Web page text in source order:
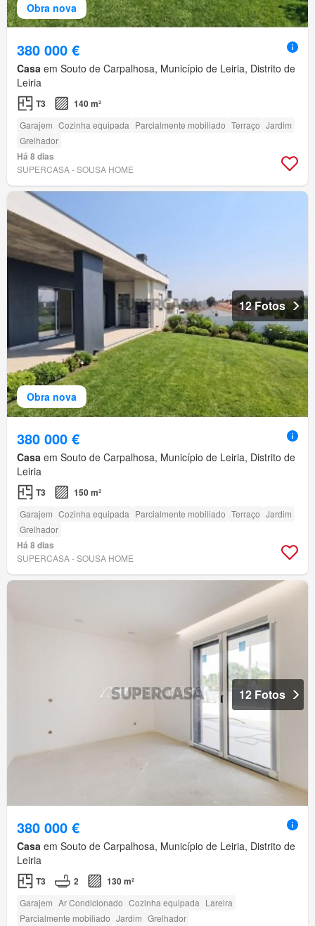
Obra nova
380 000 €
Casa em Souto de Carpalhosa, Município de Leiria, Distrito de
Leiria
T3 140 m²
Garajem Cozinha equipada Parcialmente mobiliado Terraço Jardim
Grelhador
Há 8 dias
SUPERCASA - SOUSA HOME
Obra nova
12 Fotos
380 000 €
Casa em Souto de Carpalhosa, Município de Leiria, Distrito de
Leiria
T3 150 m²
Garajem Cozinha equipada Parcialmente mobiliado Terraço Jardim
Grelhador
Há 8 dias
SUPERCASA - SOUSA HOME
12 Fotos
380 000 €
Casa em Souto de Carpalhosa, Município de Leiria, Distrito de
Leiria
T3 2 130 m²
Garajem Ar Condicionado Cozinha equipada Lareira
Parcialmente mobiliado Jardim Grelhador